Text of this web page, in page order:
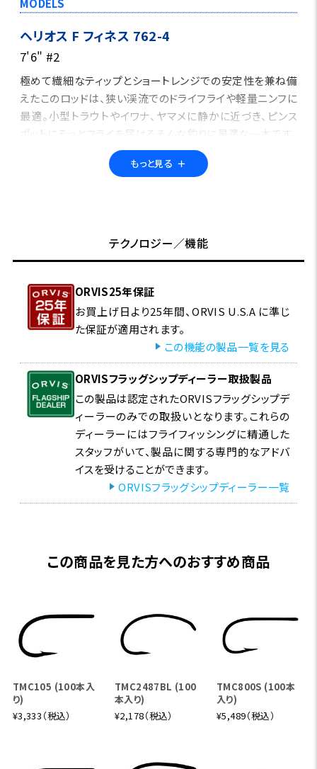
MODELS
ヘリオス F フィネス 762-4
7'6" #2
極めて繊細なティップとショートレンジでの安定性を兼ね備
えたこのロッドは、狭い渓流でのドライフライや軽量ニンフに
最適。小型トラウトやイワナ、ヤマメに静かに近づき、ピンス
ポットにそっとフライを届けるそんな釣りに最適な一本です。
ル。ティップの感度、ロッド全体の張り、ラインメンディングの
しやすさなど、繊細さと操作性を高次元で融合。流れの複雑
な川で真価を発揮します。
ヘリオス F フィネス 113-4
11' #3
より広いエリアに対応するリーチとライン管理性能を求める
ニンフィングファンに向けたロングロッド。深いプールや幾筋
かの流れの合流点、また距離のあるアプローチでも、軽快な
操作感と繊細なティップがアングラーのアプローチするエア
リアを拡張してくれます。
ヘリオス F フィネス 763-4
2番より一段階パワーがありつつ、繊細さはしっかりキープ。
やや流れの強いストリームや、やや大きめのフライにも対応
ヘリオス F フィネス 843-4
8'4" #3
長めのレングスによりラインコントロール性が高まり、パンフ
ィッシュや小型トラウトをターゲットにした静かな湖面での
もっと見る ＋
テクノロジー／機能
ORVIS25年保証
お買上げ日より25年間、ORVIS U.S.A に準じ
た保証が適用されます。
この機能の製品一覧を見る
ORVISフラッグシップディーラー取扱製品
この製品は認定されたORVISフラッグシップデ
ィーラーのみでの取扱いとなります。これらの
ディーラーにはフライフィッシングに精通した
スタッフがいて、製品に関する専門的なアドバ
イスを受けることができます。
ORVISフラッグシップディーラー一覧
この商品を見た方へのおすすめ商品
TMC105 (100本入
り)
¥3,333（税込）
TMC2487BL (100
本入り)
¥2,178（税込）
TMC800S (100本
入り)
¥5,489（税込）